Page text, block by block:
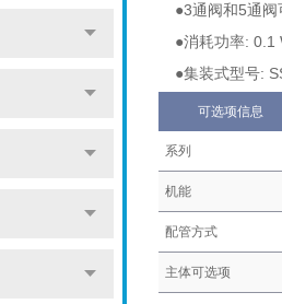
●3通阀和5通阀
●消耗功率: 0.1
●集装式型号:
可选项信息
系列
机能
配管方式
主体可选项